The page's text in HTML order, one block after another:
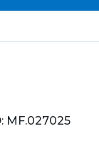
MF.027025